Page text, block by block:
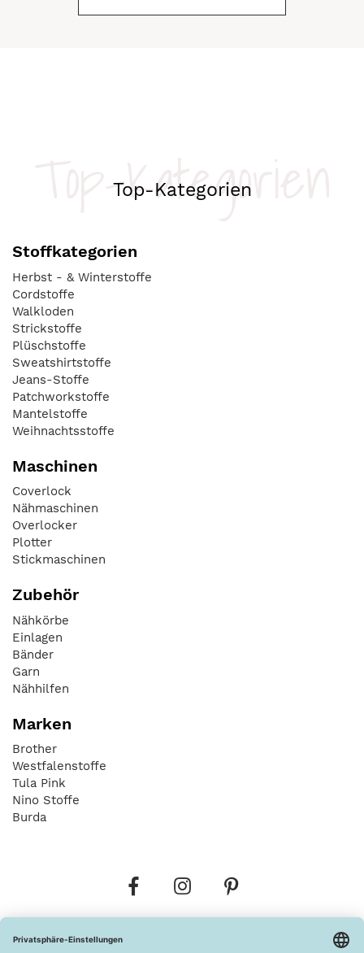
Top-Kategorien
Top-Kategorien
Stoffkategorien
Herbst - & Winterstoffe
Cordstoffe
Walkloden
Strickstoffe
Plüschstoffe
Sweatshirtstoffe
Jeans-Stoffe
Patchworkstoffe
Mantelstoffe
Weihnachtsstoffe
Maschinen
Coverlock
Nähmaschinen
Overlocker
Plotter
Stickmaschinen
Zubehör
Nähkörbe
Einlagen
Bänder
Garn
Nähhilfen
Marken
Brother
Westfalenstoffe
Tula Pink
Nino Stoffe
Burda